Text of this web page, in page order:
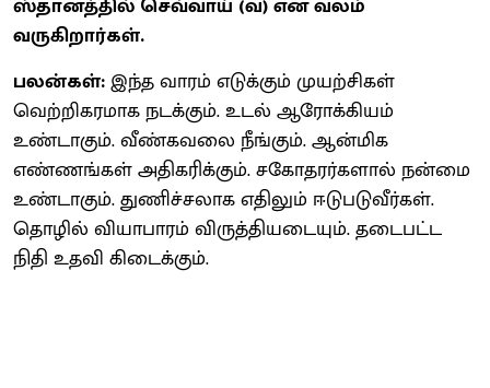
வருகிறார்கள்.
பலன்கள்:இந்த வாரம் எடுக்கும் முயற்சிகள்
வெற்றிகரமாக நடக்கும். உடல் ஆரோக்கியம்
உண்டாகும். வீண்கவலை நீங்கும். ஆன்மிக
எண்ணங்கள் அதிகரிக்கும். சகோதரர்களால் நன்மை
உண்டாகும். துணிச்சலாக எதிலும் ஈடுபடுவீர்கள்.
தொழில் வியாபாரம் விருத்தியடையும். தடைபட்ட
நிதி உதவி கிடைக்கும்.